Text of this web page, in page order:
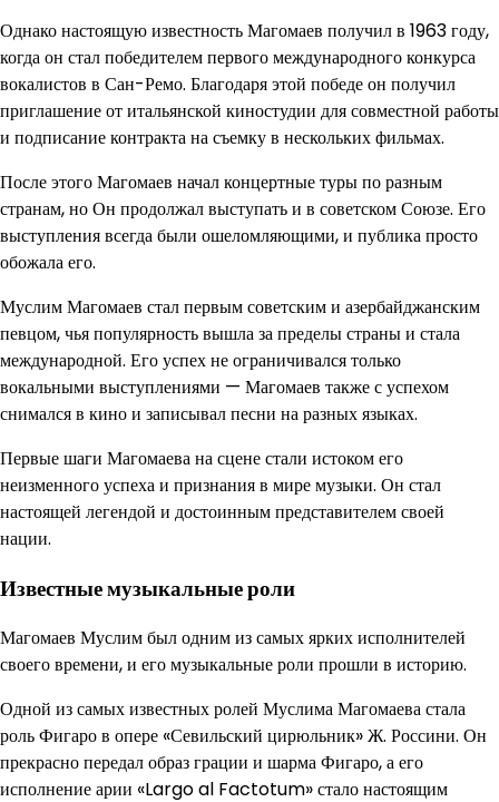
Однако настоящую известность Магомаев получил в 1963 году,
когда он стал победителем первого международного конкурса
вокалистов в Сан-Ремо. Благодаря этой победе он получил
приглашение от итальянской киностудии для совместной работы
и подписание контракта на съемку в нескольких фильмах.
После этого Магомаев начал концертные туры по разным
странам, но Он продолжал выступать и в советском Союзе. Его
выступления всегда были ошеломляющими, и публика просто
обожала его.
Муслим Магомаев стал первым советским и азербайджанским
певцом, чья популярность вышла за пределы страны и стала
международной. Его успех не ограничивался только
вокальными выступлениями — Магомаев также с успехом
снимался в кино и записывал песни на разных языках.
Первые шаги Магомаева на сцене стали истоком его
неизменного успеха и признания в мире музыки. Он стал
настоящей легендой и достоинным представителем своей
нации.
Известные музыкальные роли
Магомаев Муслим был одним из самых ярких исполнителей
своего времени, и его музыкальные роли прошли в историю.
Одной из самых известных ролей Муслима Магомаева стала
роль Фигаро в опере «Севильский цирюльник» Ж. Россини. Он
прекрасно передал образ грации и шарма Фигаро, а его
исполнение арии «Largo al Factotum» стало настоящим